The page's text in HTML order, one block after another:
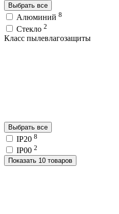
Выбрать все
Алюминий 8
Стекло 2
Класс пылевлагозащиты
Выбрать все
IP20 8
IP00 2
Показать 10 товаров